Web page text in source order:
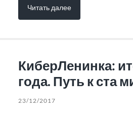
Читать далее
КиберЛенинка:
года. Путь к ста
23/12/2017